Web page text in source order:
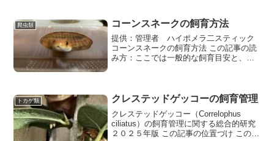
爬虫類 コーンスネークの飼育方法
提供：管理者 ハイポメラ二スティック
コーンスネークの飼育方法 この記事の読
み方：ここでは一般的な飼育目安と、実
トカゲ類 クレステッドゲッコーの飼育管理
クレステッドゲッコー（Correlophus
ciliatus）の飼育管理に関する総合的研究
２０２５年版 この記事の位置づけ この記